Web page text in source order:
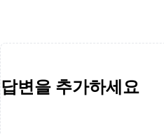
답변을 추가하세요